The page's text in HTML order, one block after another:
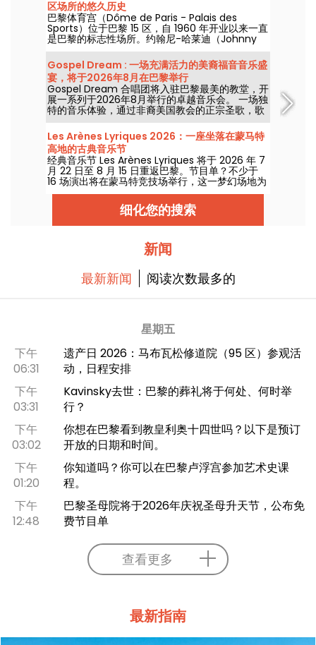
区场所的悠久历史
巴黎体育宫（Dôme de Paris - Palais des
Sports）位于巴黎 15 区，自 1960 年开业以来一直
是巴黎的标志性场所。约翰尼-哈莱迪（Johnny
Hallyday）、雷-查尔斯（Ray Charles）、滚石
乐队（The Rolling Stones）和披头士乐队（The
Beatles）都曾在此举办过音乐会！
Gospel Dream : 一场充满活力的美裔福音音乐盛
宴，将于2026年8月在巴黎举行
Gospel Dream 合唱团将入驻巴黎最美的教堂，开
展一系列于2026年8月举行的卓越音乐会。 一场独
特的音乐体验，通过非裔美国教会的正宗圣歌，歌
颂希望、团结与韧性。
Les Arènes Lyriques 2026：一座坐落在蒙马特
高地的古典音乐节
经典音乐节 Les Arènes Lyriques 将于 2026 年 7
月 22 日至 8 月 15 日重返巴黎。节目单？不少于
16 场演出将在蒙马特竞技场举行，这一梦幻场地为
聆听经典乐章提供了理想背景。
细化您的搜索
新闻
最新新闻 阅读次数最多的
星期五
下午
06:31
遗产日 2026：马布瓦松修道院（95 区）参观活
动，日程安排
下午
03:31
Kavinsky去世：巴黎的葬礼将于何处、何时举
行？
下午
03:02
你想在巴黎看到教皇利奥十四世吗？以下是预订
开放的日期和时间。
下午
01:20
你知道吗？你可以在巴黎卢浮宫参加艺术史课
程。
下午
12:48
巴黎圣母院将于2026年庆祝圣母升天节，公布免
费节目单
查看更多
最新指南